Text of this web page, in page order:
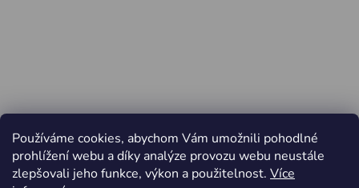
Používáme cookies, abychom Vám umožnili pohodlné
prohlížení webu a díky analýze provozu webu neustále
zlepšovali jeho funkce, výkon a použitelnost. Více